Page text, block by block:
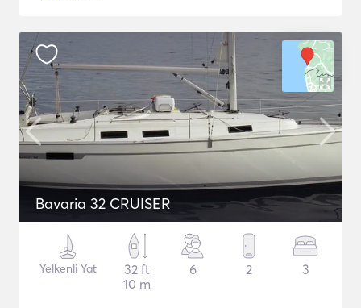
Bavaria 32 CRUISER
Yelkenli Yat
32 ft
10 m
6 2 3